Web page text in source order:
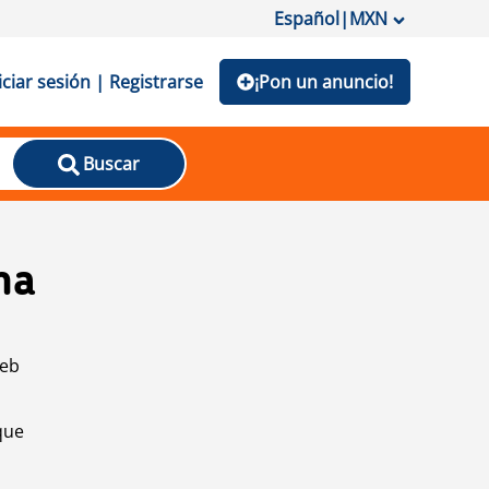
Español|MXN
sesión | Registrarse ¡Pon un anuncio!
Buscar